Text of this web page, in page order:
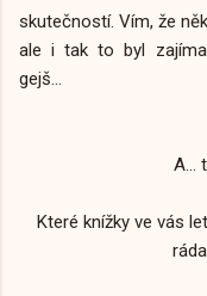
skutečností. Vím, že
ale i tak to byl
gejš...
A...
Které knížky ve vás